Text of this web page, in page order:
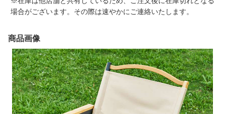
場合がございます。その際は速やかにご連絡いたします。
商品画像